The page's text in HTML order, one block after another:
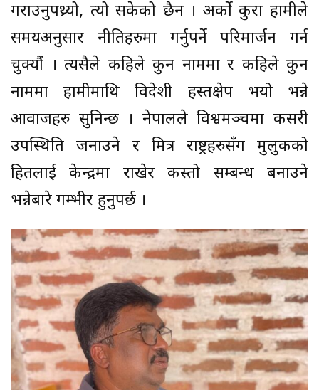
गराउनुपथ्र्यो, त्यो सकेको छैन । अर्को कुरा हामीले
समयअनुसार नीतिहरुमा गर्नुपर्ने परिमार्जन गर्न
चुक्यौं । त्यसैले कहिले कुन नाममा र कहिले कुन
नाममा हामीमाथि विदेशी हस्तक्षेप भयो भन्ने
आवाजहरु सुनिन्छ । नेपालले विश्वमञ्चमा कसरी
उपस्थिति जनाउने र मित्र राष्ट्रहरुसँग मुलुकको
हितलाई केन्द्रमा राखेर कस्तो सम्बन्ध बनाउने
भन्नेबारे गम्भीर हुनुपर्छ ।